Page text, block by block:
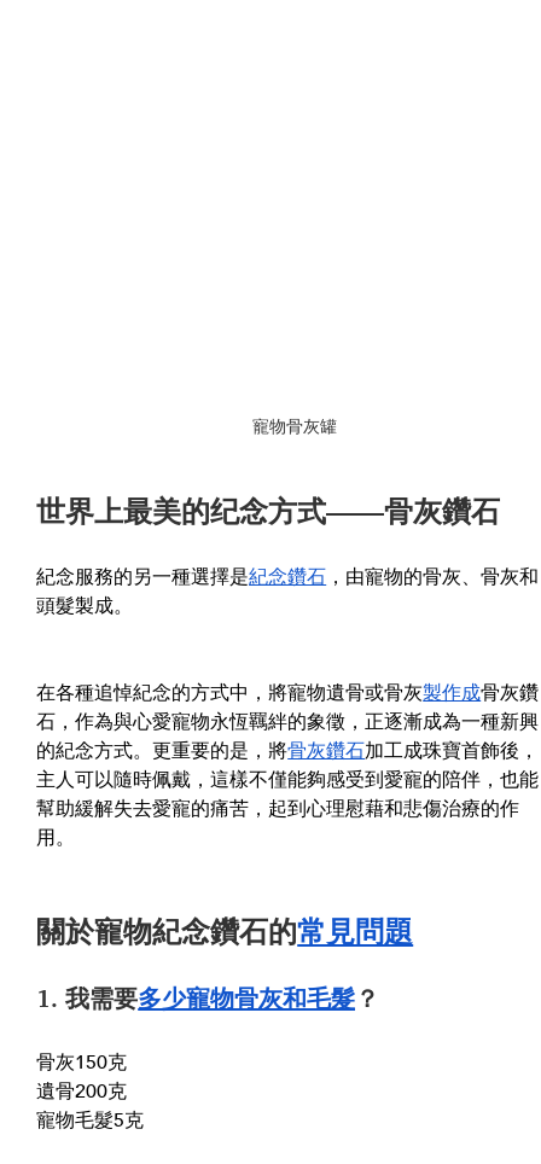
寵物骨灰罐
世界上最美的纪念方式——骨灰鑽石
紀念服務的另一種選擇是紀念鑽石 ，由寵物的骨灰、骨灰和
頭髮製成。
在各種追悼紀念的方式中，將寵物遺骨或骨灰製作成骨灰鑽
石，作為與心愛寵物永恆羈絆的象徵，正逐漸成為一種新興
的紀念方式。更重要的是，將骨灰鑽石加工成珠寶首飾後，
主人可以隨時佩戴，這樣不僅能夠感受到愛寵的陪伴，也能
幫助緩解失去愛寵的痛苦，起到心理慰藉和悲傷治療的作
用。
關於寵物紀念鑽石的常見問題
1. 我需要多少寵物骨灰和毛髮 ？
骨灰150克
遺骨200克
寵物毛髮5克